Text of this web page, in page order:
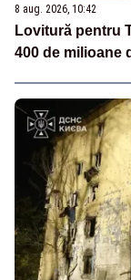
8 aug. 2026, 10:42
Lovitură pentru
400 de milioane